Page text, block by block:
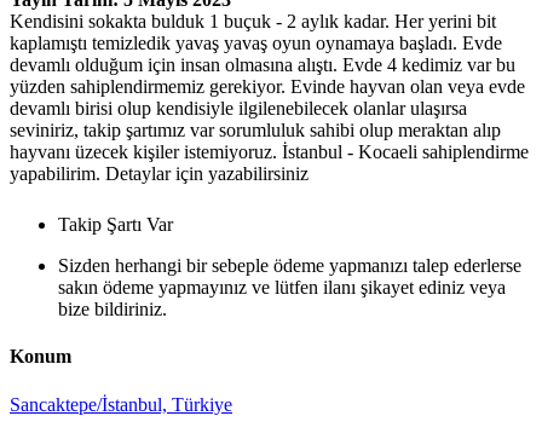
Kendisini sokakta bulduk 1 buçuk - 2 aylık kadar. Her yerini bit
kaplamıştı temizledik yavaş yavaş oyun oynamaya başladı. Evde
devamlı olduğum için insan olmasına alıştı. Evde 4 kedimiz var bu
yüzden sahiplendirmemiz gerekiyor. Evinde hayvan olan veya evde
devamlı birisi olup kendisiyle ilgilenebilecek olanlar ulaşırsa
seviniriz, takip şartımız var sorumluluk sahibi olup meraktan alıp
hayvanı üzecek kişiler istemiyoruz. İstanbul - Kocaeli sahiplendirme
yapabilirim. Detaylar için yazabilirsiniz
Takip Şartı Var
Sizden herhangi bir sebeple ödeme yapmanızı talep ederlerse
sakın ödeme yapmayınız ve lütfen ilanı şikayet ediniz veya
bize bildiriniz.
Konum
Sancaktepe/İstanbul, Türkiye